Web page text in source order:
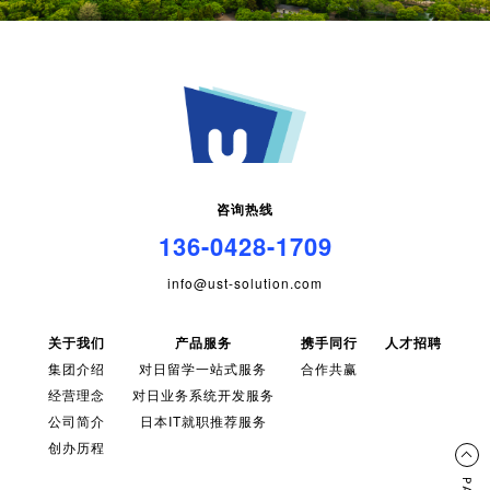
咨询热线
136-0428-1709
info@ust-solution.com
关于我们
集团介绍
经营理念
公司简介
创办历程
产品服务
对日留学一站式服务
对日业务系统开发服务
日本IT就职推荐服务
携手同行
合作共赢
人才招聘